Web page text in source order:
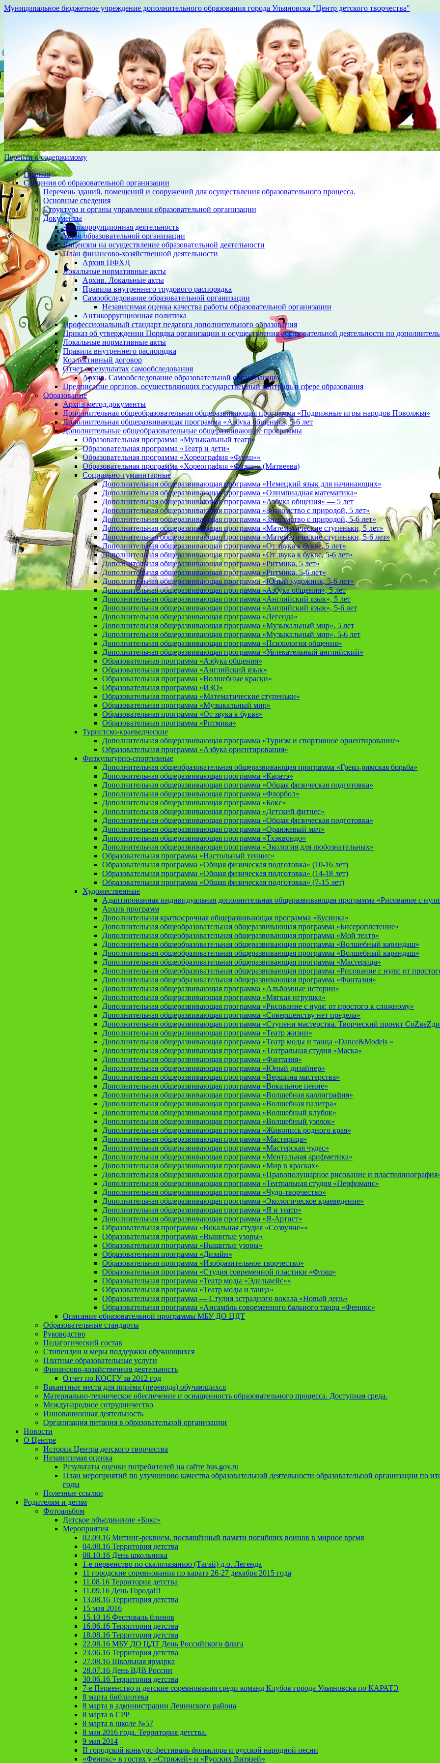
Муниципальное бюджетное учреждение дополнительного образования города Ульяновска "Центр детского творчества"
Перейти к содержимому
Главная
Сведения об образовательной организации
Перечень зданий, помещений и сооружений для осуществления образовательного процесса.
Основные сведения
Структура и органы управления образовательной организации
Документы
Антикоррупционная деятельность
Устав образовательной организации
Лицензии на осуществление образовательной деятельности
План финансово-хозяйственной деятельности
Архив ПФХД
Локальные нормативные акты
Архив. Локальные акты
Правила внутреннего трудового распорядка
Cамообследование образовательной организации
Независимая оценка качества работы образовательной организации
Антикоррупционная политика
Профессиональный стандарт педагога дополнительного образования
Приказ об утверждении Порядка организации и осуществления образовательной деятельности по
Локальные нормативные акты
Правила внутреннего распорядка
Коллективный договор
Отчет о результатах самообследования
Архив. Cамообследование образовательной организации
Предписание органов, осуществляющих государственный контроль в сфере образования
Образование
Архив метод.документы
Дополнительная общеобразовательная общеразвивающая программа «Подвижные игры народов Поволжья»
Дополнительная общеразвивающая программа «Азбука общения», 5-6 лет
Дополнительные общеобразовательные общеразвивающие программы
Образовательная программа «Музыкальный театр»
Образовательная программа «Театр и дети»
Образовательная программа «Хореография «Флэш»»
Образовательная программа «Хореография «Флэш»» (Матвеева)
Социально-гуманитарные
Дополнительная общеразвивающая программа «Немецкий язык для начинающих»
Дополнительная общеразвивающая программа «Олимпиадная математика»
Дополнительная общеразвивающая программа «Азбука общения» — 5 лет
Дополнительная общеразвивающая программа «Знакомство с природой, 5 лет»
Дополнительная общеразвивающая программа «Знакомство с природой, 5-6 лет»
Дополнительная общеразвивающая программа «Математические ступеньки, 5 лет»
Дополнительная общеразвивающая программа «Математические ступеньки, 5-6 лет»
Дополнительная общеразвивающая программа «От звука к букве, 5 лет»
Дополнительная общеразвивающая программа «От звука к букве, 5-6 лет»
Дополнительная общеразвивающая программа «Ритмика, 5 лет»
Дополнительная общеразвивающая программа «Ритмика, 5-6 лет»
Дополнительная общеразвивающая программа «Юный художник, 5-6 лет»
Дополнительная общеразвивающая программа «Азбука общения», 5 лет
Дополнительная общеразвивающая программа «Английский язык», 5 лет
Дополнительная общеразвивающая программа «Английский язык», 5-6 лет
Дополнительная общеразвивающая программа «Легенда»
Дополнительная общеразвивающая программа «Музыкальный мир», 5 лет
Дополнительная общеразвивающая программа «Музыкальный мир», 5-6 лет
Дополнительная общеразвивающая программа «Психология общения»
Дополнительная общеразвивающая программа «Увлекательный английский»
Образовательная программа «Азбука общения»
Образовательная программа «Английский язык»
Образовательная программа «Волшебные краски»
Образовательная программа «ИЗО»
Образовательная программа «Математические ступеньки»
Образовательная программа «Музыкальный мир»
Образовательная программа «От звука к букве»
Образовательная программа «Ритмика»
Туристско-краеведческие
Дополнительная общеразвивающая программа «Туризм и спортивное ориентирование»
Образовательная программа «Азбука ориентирования»
Физкультурно-спортивные
Дополнительная общеобразовательная общеразвивающая программа «Греко-римская борьба»
Дополнительная общеразвивающая программа «Каратэ»
Дополнительная общеразвивающая программа «Общая физическая подготовка»
Дополнительная общеразвивающая программа «Флорбол»
Дополнительная общеразвивающая программа «Бокс»
Дополнительная общеразвивающая программа «Детский фитнес»
Дополнительная общеразвивающая программа «Общая физическая подготовка»
Дополнительная общеразвивающая программа «Оранжевый мяч»
Дополнительная общеразвивающая программа «Тхэквондо»
Дополнительная общеразвивающая программа «Экология для любознательных»
Образовательная программа «Настольный теннис»
Образовательная программа «Общая физическая подготовка» (10-16 лет)
Образовательная программа «Общая физическая подготовка» (14-18 лет)
Образовательная программа «Общая физическая подготовка» (7-15 лет)
Художественные
Адаптированная индивидуальная дополнительная общеразвивающая программа «Рисование с
Архив программ
Дополнительная краткосрочная общеразвивающая программа «Бусинка»
Дополнительная общеобразовательная общеразвивающая программа «Бисероплетение»
Дополнительная общеобразовательная общеразвивающая программа «Мой театр»
Дополнительная общеобразовательная общеразвивающая программа «Волшебный карандаш»
Дополнительная общеобразовательная общеразвивающая программа «Волшебный карандаш»
Дополнительная общеобразовательная общеразвивающая программа «Мастерица»
Дополнительная общеобразовательная общеразвивающая программа «Рисование с нуля: от
Дополнительная общеобразовательная общеразвивающая программа «Фантазия»
Дополнительная общеразвивающая программа «Альбомные истории»
Дополнительная общеразвивающая программа «Мягкая игрушка»
Дополнительная общеразвивающая программа «Рисование с нуля: от простого к сложному»
Дополнительная общеразвивающая программа «Совершенству нет предела»
Дополнительная общеразвивающая программа «Ступени мастерства. Творческий проект
Дополнительная общеразвивающая программа «Театр жизни»
Дополнительная общеразвивающая программа «Театр моды и танца «Dance&Models «
Дополнительная общеразвивающая программа «Театральная студия «Маска»
Дополнительная общеразвивающая программа «Фантазия»
Дополнительная общеразвивающая программа «Юный дизайнер»
Дополнительная общеразвивающая программа «Вершина мастерства»
Дополнительная общеразвивающая программа «Вокальное пение»
Дополнительная общеразвивающая программа «Волшебная каллиграфия»
Дополнительная общеразвивающая программа «Волшебная палитра»
Дополнительная общеразвивающая программа «Волшебный клубок»
Дополнительная общеразвивающая программа «Волшебный узелок»
Дополнительная общеразвивающая программа «Живопись родного края»
Дополнительная общеразвивающая программа «Мастерица»
Дополнительная общеразвивающая программа «Мастерская чудес»
Дополнительная общеразвивающая программа «Ментальная арифметика»
Дополнительная общеразвивающая программа «Мир в красках»
Дополнительная общеразвивающая программа «Правополушарное рисование и
Дополнительная общеразвивающая программа «Театральная студия «Перфоманс»
Дополнительная общеразвивающая программа «Чудо-творчество»
Дополнительная общеразвивающая программа «Экологическое краеведение»
Дополнительная общеразвивающая программа «Я и театр»
Дополнительная общеразвивающая программа «Я-Артист»
Образовательная программа «Вокальная студия «Созвучие»»
Образовательная программа «Вышитые узоры»
Образовательная программа «Вышитые узоры»
Образовательная программа «Дизайн»
Образовательная программа «Изобразительное творчество»
Образовательная программа «Студия современной пластики «Флэш»
Образовательная программа «Театр моды «Эдельвейс»»
Образовательная программа «Театр моды и танца»
Образовательная программа — Студия эстрадного вокала «Новый день»
Образовательная программа «Ансамбль современного бального танца «Феникс»
Описание образовательной программы МБУ ДО ЦДТ
Образовательные стандарты
Руководство
Педагогический состав
Стипендии и меры поддержки обучающихся
Платные образовательные услуги
Финансово-хозяйственная деятельность
Отчет по КОСГУ за 2012 год
Вакантные места для приёма (перевода) обучающихся
Материально-техническое обеспечение и оснащенность образовательного процесса. Доступная среда.
Международное сотрудничество
Инновационная деятельность
Организация питания в образовательной организации
Новости
О Центре
История Центра детского творчества
Независимая оценка
Результаты оценки потребителей на сайте bus.gov.ru
План мероприятий по улучшению качества образовательной деятельности образовательной организации по
годы
Полезные ссылки
Родителям и детям
Фотоальбом
Детское объединение «Бокс»
Мероприятия
02.09.16 Митинг-реквием, посвящённый памяти погибших воинов в мирное время
04.08.16 Территория детства
08.10.16 День школьника
1-е первенство по скалолазанию (Тагай) д.о. Легенда
11 городские соревнования по каратэ 26-27 декабря 2015 года
11.08.16 Территория детства
11.09.16 День Города!!!
13.08.16 Территория детства
15 мая 2016
15.10.16 Фестиваль блинов
16.06.16 Территория детства
18.08.16 Территория детства
22.08.16 МБУ ДО ЦДТ День Российского флага
23.06.16 Территория детства
27.08.16 Школьная ярмарка
28.07.16 День ВДВ России
30.06.16 Территория детства
7-е Первенство и детские соревнования среди команд Клубов города Ульяновска по КАРАТЭ
8 марта библиотека
8 марта в администрации Ленинского района
8 марта в СРР
8 марта в школе №57
8 мая 2016 года. Территория детства.
9 мая 2014
II городской конкурс-фестиваль фольклора и русской народной песни
«Феникс» в гостях у «Стрижей» и «Русских Витязей»